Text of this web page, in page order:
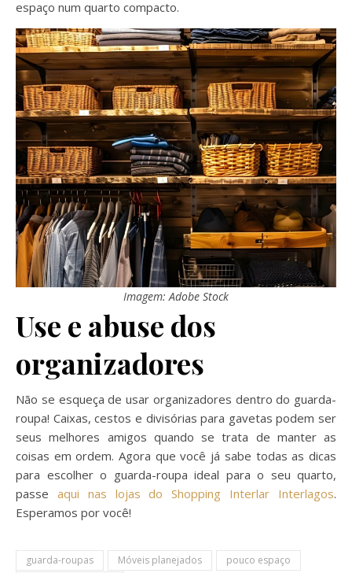
espaço num quarto compacto.
Imagem: Adobe Stock
Use e abuse dos
organizadores
Não se esqueça de usar organizadores dentro do guarda-
roupa! Caixas, cestos e divisórias para gavetas podem ser
seus melhores amigos quando se trata de manter as
coisas em ordem. Agora que você já sabe todas as dicas
para escolher o guarda-roupa ideal para o seu quarto,
passe aqui nas lojas do Shopping Interlar Interlagos.
Esperamos por você!
guarda-roupas Móveis planejados
pouco espaço